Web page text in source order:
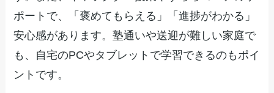
ポートで、「褒めてもらえる」「進捗がわかる」
安心感があります。塾通いや送迎が難しい家庭で
も、自宅のPCやタブレットで学習できるのもポイ
ントです。